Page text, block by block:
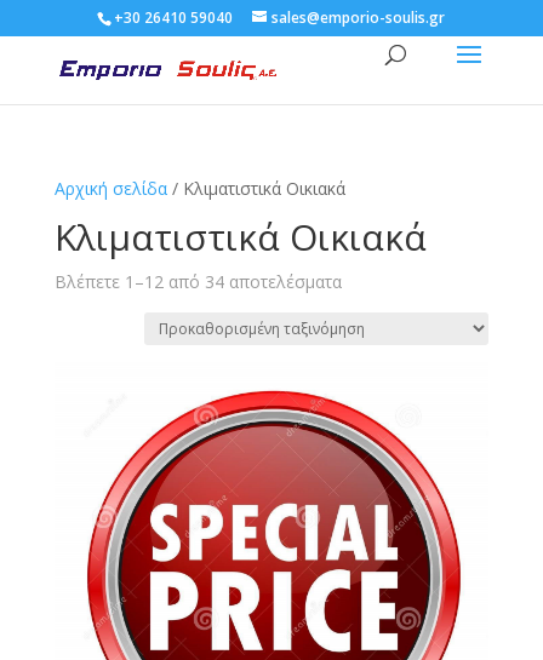
+30 26410 59040 sales@emporio-soulis.gr
Αρχική σελίδα/ Κλιματιστικά Οικιακά
Κλιματιστικά Οικιακά
Βλέπετε 1–12 από 34 αποτελέσματα